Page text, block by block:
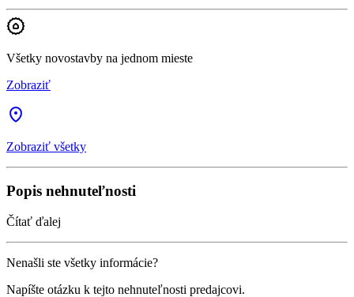
Všetky novostavby na jednom mieste
Zobraziť
Zobraziť všetky
Popis nehnuteľnosti
Čítať ďalej
Nenašli ste všetky informácie?
Napíšte otázku k tejto nehnuteľnosti predajcovi.